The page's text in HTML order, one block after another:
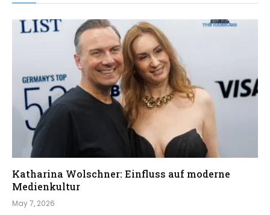
Katharina Wolschner: Einfluss auf moderne
Medienkultur
May 7, 2026